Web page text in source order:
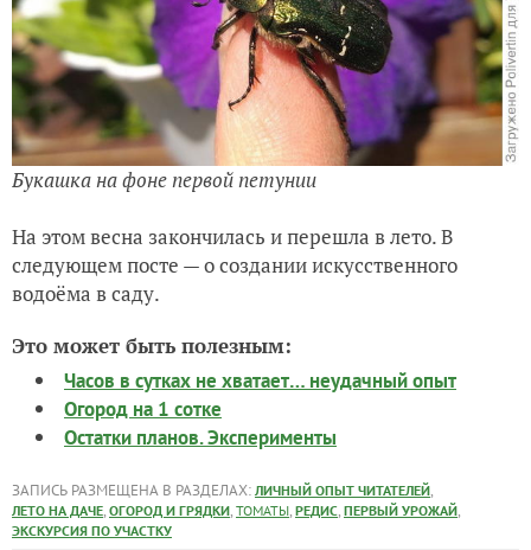
Букашка на фоне первой петунии
На этом весна закончилась и перешла в лето. В
следующем посте — о создании искусственного
водоёма в саду.
Это может быть полезным:
Часов в сутках не хватает… неудачный опыт
Огород на 1 сотке
Остатки планов. Эксперименты
ЗАПИСЬ РАЗМЕЩЕНА В РАЗДЕЛАХ: ЛИЧНЫЙ ОПЫТ ЧИТАТЕЛЕЙ,
ЛЕТО НА ДАЧЕ, ОГОРОД И ГРЯДКИ, ТОМАТЫ, РЕДИС, ПЕРВЫЙ УРОЖАЙ,
ЭКСКУРСИЯ ПО УЧАСТКУ